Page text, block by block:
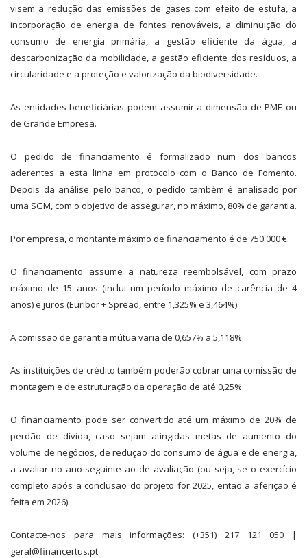
visem a redução das emissões de gases com efeito de estufa, a
incorporação de energia de fontes renováveis, a diminuição do
consumo de energia primária, a gestão eficiente da água, a
descarbonização da mobilidade, a gestão eficiente dos resíduos, a
circularidade e a proteção e valorização da biodiversidade.
As entidades beneficiárias podem assumir a dimensão de PME ou
de Grande Empresa.
O pedido de financiamento é formalizado num dos bancos
aderentes a esta linha em protocolo com o Banco de Fomento.
Depois da análise pelo banco, o pedido também é analisado por
uma SGM, com o objetivo de assegurar, no máximo, 80% de garantia.
Por empresa, o montante máximo de financiamento é de 750.000 €.
O financiamento assume a natureza reembolsável, com prazo
máximo de 15 anos (inclui um período máximo de carência de 4
anos) e juros (Euribor + Spread, entre 1,325% e 3,464%).
A comissão de garantia mútua varia de 0,657% a 5,118%.
As instituições de crédito também poderão cobrar uma comissão de
montagem e de estruturação da operação de até 0,25%.
O financiamento pode ser convertido até um máximo de 20% de
perdão de dívida, caso sejam atingidas metas de aumento do
volume de negócios, de redução do consumo de água e de energia,
a avaliar no ano seguinte ao de avaliação (ou seja, se o exercício
completo após a conclusão do projeto for 2025, então a aferição é
feita em 2026).
Contacte-nos para mais informações: (+351) 217 121 050 |
geral@financertus.pt